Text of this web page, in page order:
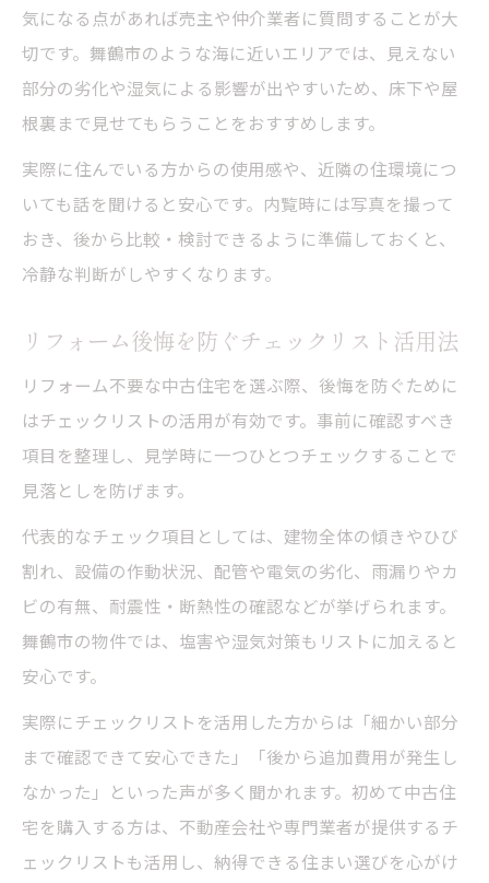
介
中古住宅で田舎暮らしを快適にするリフォ
ーム知識
リフォーム不要物件で叶う自然体の暮らし
舞鶴市で田舎暮らし希望者向けの中古住宅
選択術
気になる点があれば売主や仲介業者に質問することが大
切です。舞鶴市のような海に近いエリアでは、見えない
部分の劣化や湿気による影響が出やすいため、床下や屋
根裏まで見せてもらうことをおすすめします。
実際に住んでいる方からの使用感や、近隣の住環境につ
いても話を聞けると安心です。内覧時には写真を撮って
おき、後から比較・検討できるように準備しておくと、
冷静な判断がしやすくなります。
リフォーム後悔を防ぐチェックリスト活用法
リフォーム不要な中古住宅を選ぶ際、後悔を防ぐために
はチェックリストの活用が有効です。事前に確認すべき
項目を整理し、見学時に一つひとつチェックすることで
見落としを防げます。
代表的なチェック項目としては、建物全体の傾きやひび
割れ、設備の作動状況、配管や電気の劣化、雨漏りやカ
ビの有無、耐震性・断熱性の確認などが挙げられます。
舞鶴市の物件では、塩害や湿気対策もリストに加えると
安心です。
実際にチェックリストを活用した方からは「細かい部分
まで確認できて安心できた」「後から追加費用が発生し
なかった」といった声が多く聞かれます。初めて中古住
宅を購入する方は、不動産会社や専門業者が提供するチ
ェックリストも活用し、納得できる住まい選びを心がけ